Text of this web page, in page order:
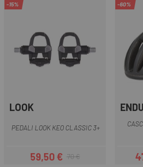
-15%
LOOK
PEDALI LOOK KEO CLASSIC 3+
Prezzo
59,50 €Prezzo base
70 €
-60%